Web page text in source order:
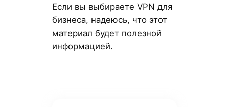
Если вы выбираете VPN для
бизнеса, надеюсь, что этот
материал будет полезной
информацией.